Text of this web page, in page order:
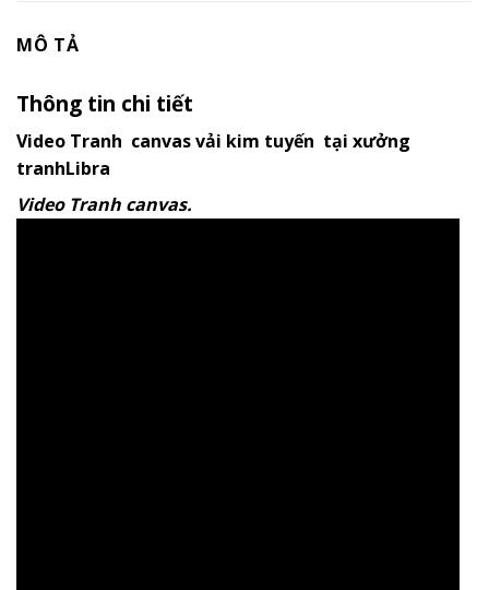
MÔ TẢ
Thông tin chi tiết
Video Tranh canvas vải kim tuyến tại xưởng
tranhLibra
Video Tranh canvas.